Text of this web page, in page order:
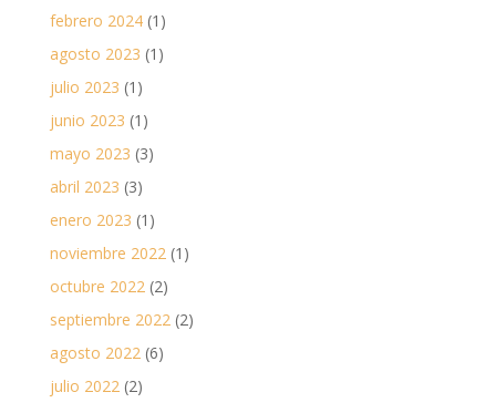
febrero 2024(1)
agosto 2023 (1)
julio 2023 (1)
junio 2023 (1)
mayo 2023 (3)
abril 2023 (3)
enero 2023 (1)
noviembre 2022(1)
octubre 2022(2)
septiembre 2022(2)
agosto 2022(6)
julio 2022(2)